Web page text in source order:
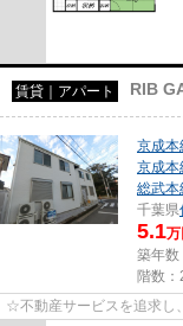
賃貸｜アパート RIB
京成本
京成本
総武本
千葉県
5.1万
築年数
階数：
☆不動産サービスを追求し